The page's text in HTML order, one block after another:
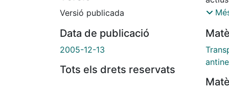
Versió publicada
Data de publicació
2005-12-13
Tots els drets reservats